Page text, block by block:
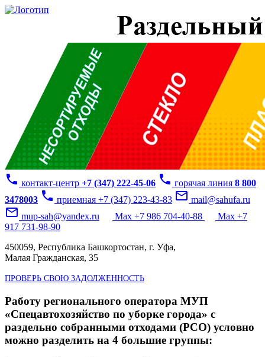
phone контакт-центр +7 (347) 222-45-06 phone горячая линия 8 800
3478003 phone приемная +7 (347) 223-43-83 mail_outline mail@sahufa.ru
mail_outline mup-sah@yandex.ru Max +7 986 704-40-88
Max +7
917 731-98-90
450059, Республика Башкортостан, г. Уфа,
Малая Гражданская, 35
ПРОВЕРЬ СВОЮ ЗАДОЛЖЕННОСТЬ
Работу регионального оператора МУП
«Спецавтохозяйство по уборке города» с
раздельно собранными отходами (РСО) условно
можно разделить на 4 большие группы: